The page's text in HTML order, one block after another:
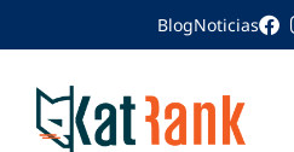
BlogNoticias